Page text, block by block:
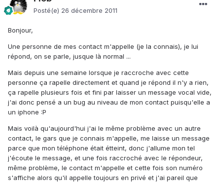
Posté(e) 26 décembre 2011
Bonjour,
Une personne de mes contact m'appelle (je la connais), je lui
répond, on se parle, jusque là normal ...
Mais depuis une semaine lorsque je raccroche avec cette
personne ça rapelle directement et quand je répond il n'y a rien,
ça rapelle plusieurs fois et fini par laisser un message vocal vide,
j'ai donc pensé a un bug au niveau de mon contact puisqu'elle a
un iphone :P
Mais voilà qu'aujourd'hui j'ai le même problème avec un autre
contact, le gars que je connais m'appelle, me laisse un message
parce que mon téléphone était étteint, donc j'allume mon tel
j'écoute le message, et une fois raccroché avec le répondeur,
même problème, le contact m'appelle et cette fois son numéro
s'affiche alors qu'il appelle toujours en privé et j'ai pareil que